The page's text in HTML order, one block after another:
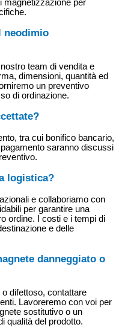
magnetizzazione per
neodimio
team di vendita e
dimensioni, quantità ed
un preventivo
di ordinazione.
tra cui bonifico bancario,
saranno discussi
logistica?
e collaboriamo con
per garantire una
ordine. I costi e i tempi di
e delle
danneggiato o
difettoso, contattare
Lavoreremo con voi per
sostitutivo o un
qualità del prodotto.